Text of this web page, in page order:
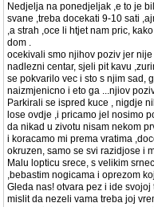
Nedjelja na ponedjeljak ,e to je
svane ,treba docekati 9-10 sati
,a strah ,oce li htjet nam pric,
dom .
ocekivali smo njihov poziv jer
nadlezni centar, sjeli pit kavu
se pokvarilo vec i sto s njim sad,
naizmjenicno i eto ga ...njiov
Parkirali se ispred kuce , nigdje
lose ovdje ,i pricamo jel nosimo
da nikad u zivotu nisam nekom
i koracamo mi prema vratima
okruzen, samo se svi razidjose i
Malu lopticu srece, s velikim
,bebastim nogicama i oprezom
Gleda nas! otvara pez i ide
mislit da nezeli vama treba joj